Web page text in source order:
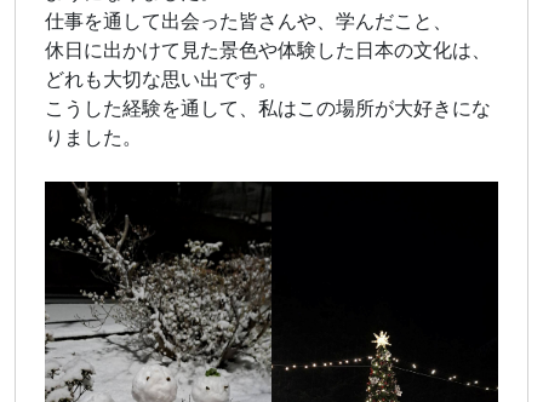
仕事を通して出会った皆さんや、学んだこと、
休日に出かけて見た景色や体験した日本の文化は、
どれも大切な思い出です。
こうした経験を通して、私はこの場所が大好きにな
りました。